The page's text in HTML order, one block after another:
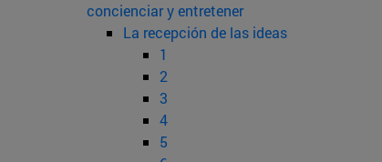
concienciar y entretener
La recepción de las ideas
1
2
3
4
5